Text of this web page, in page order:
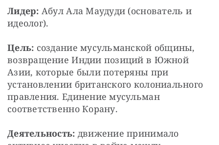
Лидер: Абул Ала Маудуди (основатель и
идеолог).
Цель: создание мусульманской общины,
возвращение Индии позиций в Южной
Азии, которые были потеряны при
установлении британского колониального
правления. Единение мусульман
соответственно Корану.
Деятельность: движение принимало